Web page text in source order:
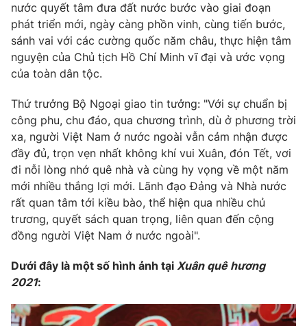
VTV4 Vươn mình bằng AI
VTV9
Liên hệ tòa soạn English
THỜI BÁO VTV
Theo dõi báo trên
Cơ quan chủ quản:Đài Truyền hình Việt Nam
Cơ quan báo chí:
cấp ngày 29/12/2023
nước quyết tâm đưa đất nước bước vào giai đoạn
phát triển mới, ngày càng phồn vinh, cùng tiến bước,
sánh vai với các cường quốc năm châu, thực hiện tâm
nguyện của Chủ tịch Hồ Chí Minh vĩ đại và ước vọng
của toàn dân tộc.
Thứ trưởng Bộ Ngoại giao tin tưởng: "Với sự chuẩn bị
công phu, chu đáo, qua chương trình, dù ở phương trời
xa, người Việt Nam ở nước ngoài vẫn cảm nhận được
đầy đủ, trọn vẹn nhất không khí vui Xuân, đón Tết, vơi
đi nỗi lòng nhớ quê nhà và cùng hy vọng về một năm
mới nhiều thắng lợi mới. Lãnh đạo Đảng và Nhà nước
rất quan tâm tới kiều bào, thể hiện qua nhiều chủ
trương, quyết sách quan trọng, liên quan đến cộng
đồng người Việt Nam ở nước ngoài".
Dưới đây là một số hình ảnh tại Xuân quê hương
2021: